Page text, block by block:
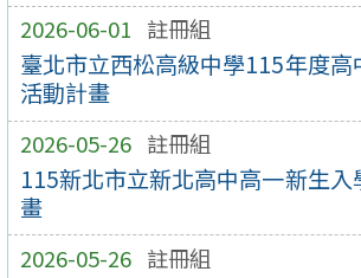
2026-06-01 註冊組
臺北市立西松高級中學115年度
活動計畫
2026-05-26 註冊組
115新北市立新北高中高一新生
畫
2026-05-26 註冊組